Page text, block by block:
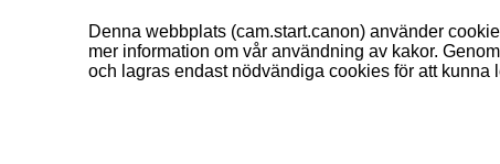
Denna webbplats (cam.start.canon) använder
mer information om vår användning av kakor.
och lagras endast nödvändiga cookies för att